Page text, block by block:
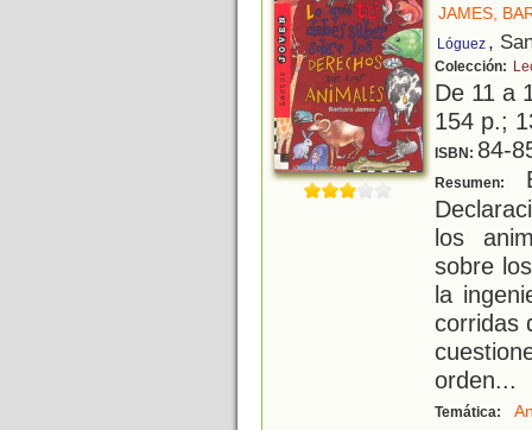
JAMES,
Lóguez ,
Colección:
De 11 a
154 p.;
ISBN: 84-
Resumen:
los
sobre
la
corridas
orden...
Temática: